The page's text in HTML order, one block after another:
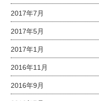
2017年7月
2017年5月
2017年1月
2016年11月
2016年9月